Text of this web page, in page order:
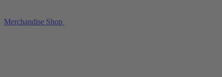
Merchandise Shop